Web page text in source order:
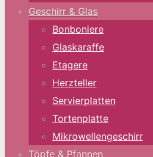
Geschirr & Glas
Bonboniere
Glaskaraffe
Etagere
Herzteller
Servierplatten
Tortenplatte
Mikrowellengeschirr
Töpfe & Pfannen